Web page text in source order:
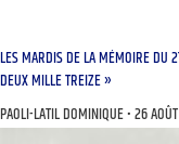
LES MARDIS DE LA MÉMOIRE DU
DEUX MILLE TREIZE »
PAOLI-LATIL DOMINIQUE 26